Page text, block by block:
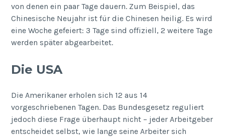
von denen ein paar Tage dauern. Zum Beispiel, das
Chinesische Neujahr ist für die Chinesen heilig. Es wird
eine Woche gefeiert: 3 Tage sind offiziell, 2 weitere Tage
werden später abgearbeitet.
Die USA
Die Amerikaner erholen sich 12 aus 14
vorgeschriebenen Tagen. Das Bundesgesetz reguliert
jedoch diese Frage überhaupt nicht – jeder Arbeitgeber
entscheidet selbst, wie lange seine Arbeiter sich